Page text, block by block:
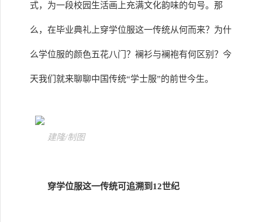
式，为一段校园生活画上充满文化韵味的句号。那
么，在毕业典礼上穿学位服这一传统从何而来？为什
么学位服的颜色五花八门？襕衫与襕袍有何区别？今
天我们就来聊聊中国传统“学士服”的前世今生。
建隆/制图
穿学位服这一传统可追溯到12世纪